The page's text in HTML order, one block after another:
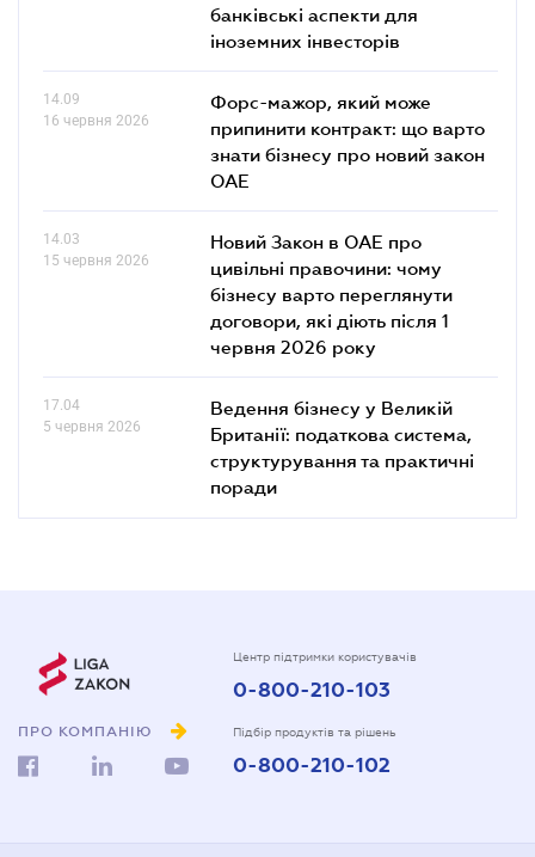
банківські аcпекти для
іноземних інвесторів
14.09
16 червня 2026
Форс-мажор, який може
припинити контракт: що варто
знати бізнесу про новий закон
ОАЕ
14.03
15 червня 2026
Новий Закон в ОАЕ про
цивільні правочини: чому
бізнесу варто переглянути
договори, які діють після 1
червня 2026 року
17.04
5 червня 2026
Ведення бізнесу у Великій
Британії: податкова система,
структурування та практичні
поради
ПРО КОМПАНІЮ
Центр підтримки користувачів
0-800-210-103
Підбір продуктів та рішень
0-800-210-102